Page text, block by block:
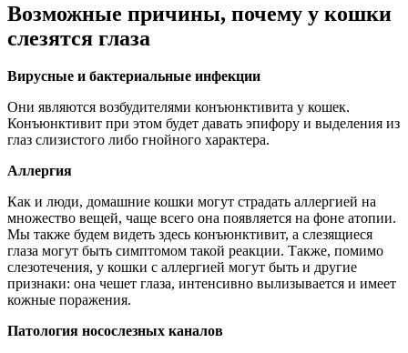
Возможные причины, почему у кошки
слезятся глаза
Вирусные и бактериальные инфекции
Они являются возбудителями конъюнктивита у кошек.
Конъюнктивит при этом будет давать эпифору и выделения из
глаз слизистого либо гнойного характера.
Аллергия
Как и люди, домашние кошки могут страдать аллергией на
множество вещей, чаще всего она появляется на фоне атопии.
Мы также будем видеть здесь конъюнктивит, а слезящиеся
глаза могут быть симптомом такой реакции. Также, помимо
слезотечения, у кошки с аллергией могут быть и другие
признаки: она чешет глаза, интенсивно вылизывается и имеет
кожные поражения.
Патология носослезных каналов